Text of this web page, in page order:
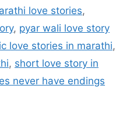
love stories,
, pyar wali love story
love stories in marathi,
, short love story in
never have endings